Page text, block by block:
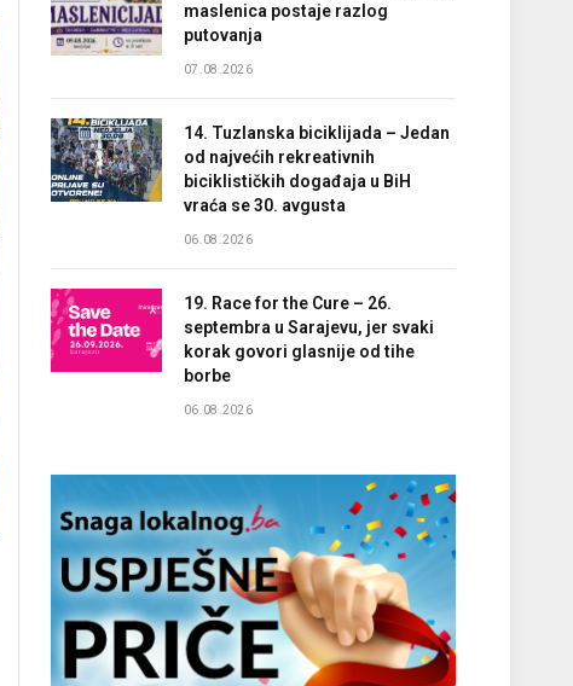
maslenica postaje razlog
putovanja
07.08.2026
14. Tuzlanska biciklijada – Jedan
od najvećih rekreativnih
biciklističkih događaja u BiH
vraća se 30. avgusta
06.08.2026
19. Race for the Cure – 26.
septembra u Sarajevu, jer svaki
korak govori glasnije od tihe
borbe
06.08.2026